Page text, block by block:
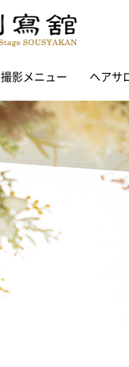
撮影メニュー ヘアサ